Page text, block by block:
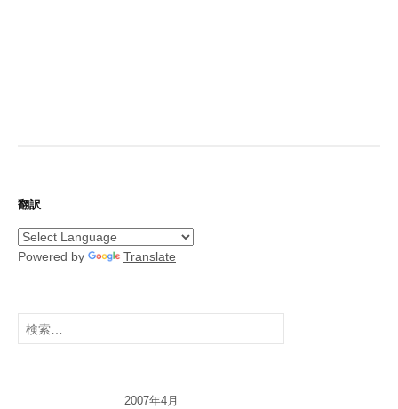
翻訳
Powered by Translate
検
索:
2007年4月